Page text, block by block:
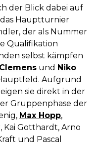
der Blick dabei auf
Hauptturnier
der als Nummer
Qualifikation
selbst kämpfen
und Niko
Aufgrund
sie direkt in der
Gruppenphase der
Max Hopp,
Kai Gotthardt, Arno
und Pascal